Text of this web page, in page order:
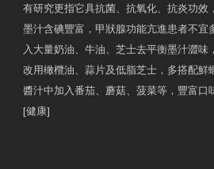
有研究更指它具抗菌、抗氧化、抗炎功效
墨汁含碘豐富，甲狀腺功能亢進患者不宜
入大量奶油、牛油、芝士去平衡墨汁澀味
改用橄欖油、蒜片及低脂芝士，多搭配鮮
醬汁中加入番茄、蘑菇、菠菜等，豐富口
[健康]